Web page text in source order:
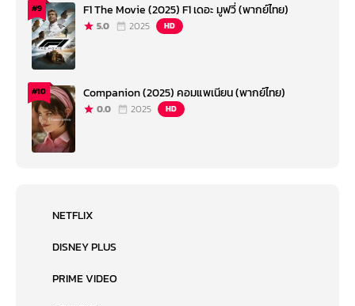
#9 F1 The Movie (2025) F1 เดอะ มูฟวี่ (พากย์ไทย)
5.0 2025 HD
#10 Companion (2025) คอมแพเนียน (พากย์ไทย)
0.0 2025 HD
NETFLIX
DISNEY PLUS
PRIME VIDEO